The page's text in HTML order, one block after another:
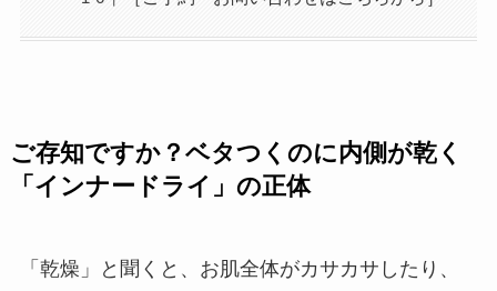
ご存知ですか？ベタつくのに内側が乾く
「インナードライ」の正体
「乾燥」と聞くと、お肌全体がカサカサしたり、